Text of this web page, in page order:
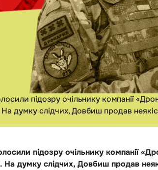
підозру очільнику компанії
думку слідчих, Довбиш продав
підозру очільнику компанії
думку слідчих, Довбиш продав